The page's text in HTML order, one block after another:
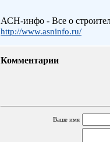
АСН-инфо - Все о
http://www.asninfo.ru/
Комментарии
Ваше имя